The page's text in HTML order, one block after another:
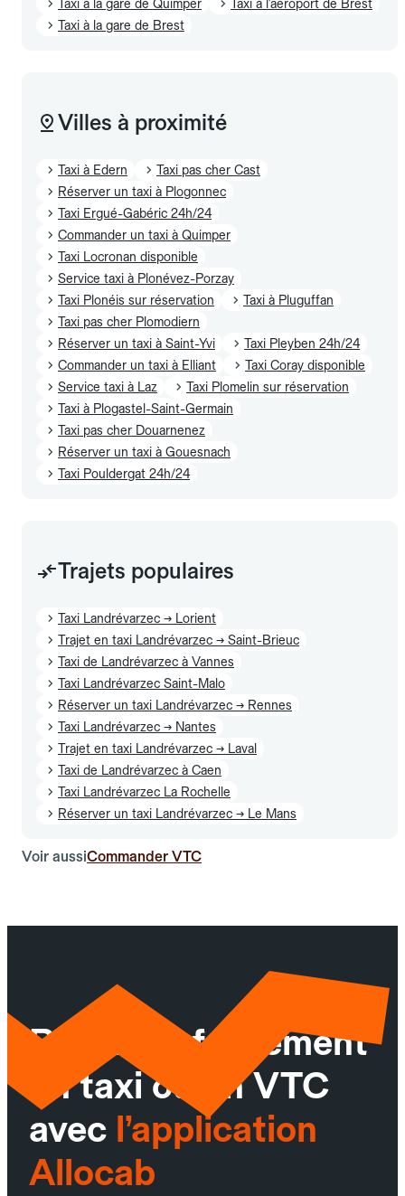
Taxi à la gare de Quimper
Taxi à l'aéroport de Brest
Taxi à la gare de Brest
Villes à proximité
Taxi à Edern
Taxi pas cher Cast
Réserver un taxi à Plogonnec
Taxi Ergué-Gabéric 24h/24
Commander un taxi à Quimper
Taxi Locronan disponible
Service taxi à Plonévez-Porzay
Taxi Plonéis sur réservation
Taxi à Pluguffan
Taxi pas cher Plomodiern
Réserver un taxi à Saint-Yvi
Taxi Pleyben 24h/24
Commander un taxi à Elliant
Taxi Coray disponible
Service taxi à Laz
Taxi Plomelin sur réservation
Taxi à Plogastel-Saint-Germain
Taxi pas cher Douarnenez
Réserver un taxi à Gouesnach
Taxi Pouldergat 24h/24
Trajets populaires
Taxi Landrévarzec → Lorient
Trajet en taxi Landrévarzec → Saint-Brieuc
Taxi de Landrévarzec à Vannes
Taxi Landrévarzec Saint-Malo
Réserver un taxi Landrévarzec → Rennes
Taxi Landrévarzec → Nantes
Trajet en taxi Landrévarzec → Laval
Taxi de Landrévarzec à Caen
Taxi Landrévarzec La Rochelle
Réserver un taxi Landrévarzec → Le Mans
Voir aussiCommander VTC
Réservez facilement
un taxi ou un VTC
avec l’application
Allocab